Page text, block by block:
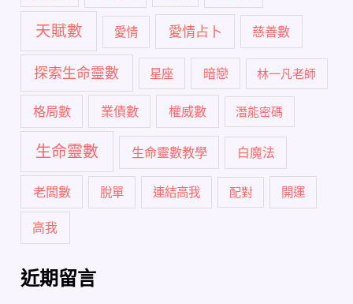
天賦數 愛情 愛情占卜 慈善數
探索生命靈數 星座 暗戀 林一凡老師
格局數 業債數 權威數 潛能密碼
生命靈數 生命靈數教學 白魔法
老闆數 脫單 連結高我 配對 開運
高我
近期留言